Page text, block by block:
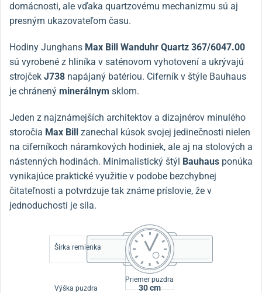
domácnosti, ale vďaka quartzovému mechanizmu sú aj
presným ukazovateľom času.
Hodiny Junghans Max Bill Wanduhr Quartz 367/6047.00
sú vyrobené z hliníka v saténovom vyhotovení a ukrývajú
strojček J738 napájaný batériou. Ciferník v štýle Bauhaus
je chránený minerálnym sklom.
Jeden z najznámejších architektov a dizajnérov minulého
storočia Max Bill zanechal kúsok svojej jedinečnosti nielen
na ciferníkoch náramkových hodiniek, ale aj na stolových a
nástenných hodinách. Minimalistický štýl Bauhaus ponúka
vynikajúce praktické využitie v podobe bezchybnej
čitateľnosti a potvrdzuje tak známe príslovie, že v
jednoduchosti je sila.
Šírka remienka
Výška puzdra
Priemer puzdra
30 cm